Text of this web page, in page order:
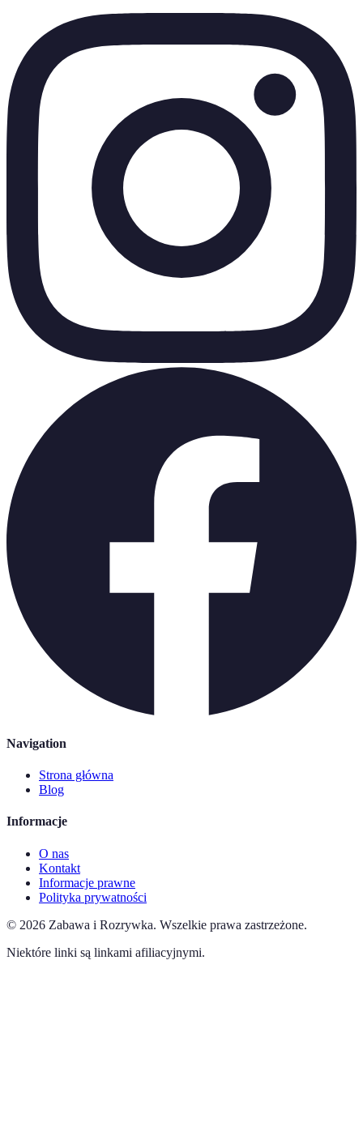
Navigation
Strona główna
Blog
Informacje
O nas
Kontakt
Informacje prawne
Polityka prywatności
© 2026 Zabawa i Rozrywka. Wszelkie prawa zastrzeżone.
Niektóre linki są linkami afiliacyjnymi.